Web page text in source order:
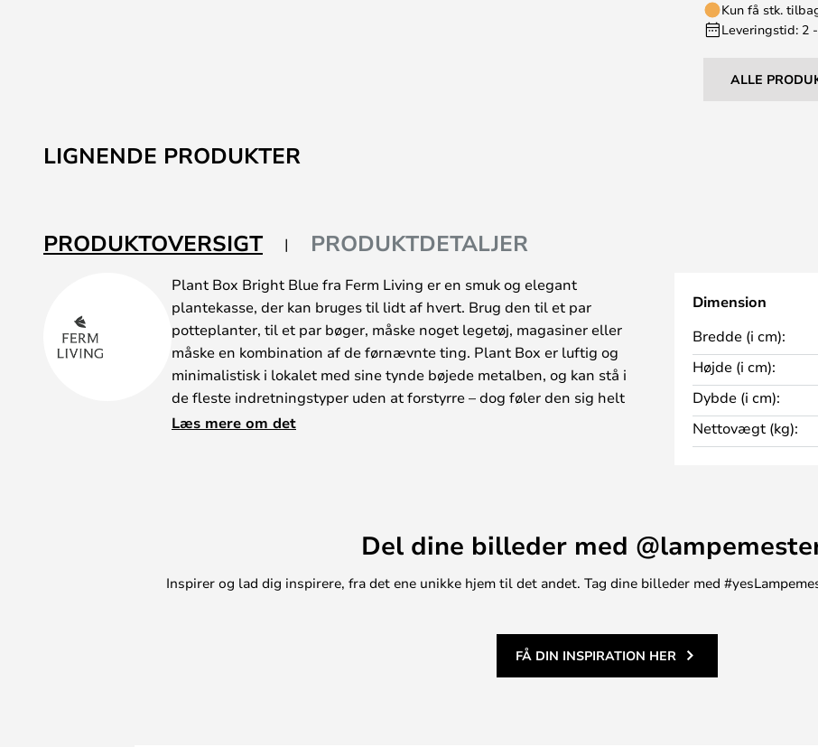
Kun få stk.
Leveringstid: 2
ALLE
LIGNENDE PRODUKTER
PRODUKTOVERSIGT PRODUKTDETALJER
Plant Box Bright Blue fra Ferm Living er en smuk og elegant
plantekasse, der kan bruges til lidt af hvert. Brug den til et par
potteplanter, til et par bøger, måske noget legetøj, magasiner eller
måske en kombination af de førnævnte ting. Plant Box er luftig og
minimalistisk i lokalet med sine tynde bøjede metalben, og kan stå i
de fleste indretningstyper uden at forstyrre – dog føler den sig helt
hjemme i den skandinaviske indretning.
Læs mere om det
Dimension
Bredde (i cm):
Højde (i cm):
Dybde (i cm):
Nettovægt (kg):
Del dine billeder med
Inspirer og lad dig inspirere, fra det ene unikke hjem til det andet. Tag dine billeder med
FÅ DIN INSPIRATION HER